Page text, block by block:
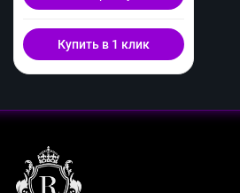
Купить в 1 клик